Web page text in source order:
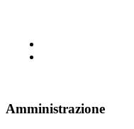
Amministrazione